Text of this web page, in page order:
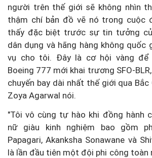
người trên thế giới sẽ không nhìn
thậm chí bản đồ vẽ nó trong cuộc
thấy đặc biệt trước sự tin tưởng
dân dụng và hãng hàng không quốc
vụ cho tôi. Đây là cơ hội vàng để
Boeing 777 mới khai trương SFO-
chuyến bay dài nhất thế giới qua
Zoya Agarwal nói.
"Tôi vô cùng tự hào khi đồng hành
nữ giàu kinh nghiệm bao gồm
Papagari, Akanksha Sonawane và
là lần đầu tiên một đội phi công toàn